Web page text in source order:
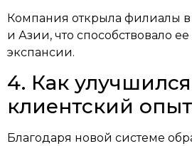
Компания открыла филиалы
и Азии, что способствовало
экспансии.
4. Как улучшился
клиентский
Благодаря новой системе